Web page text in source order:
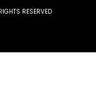
RESERVED